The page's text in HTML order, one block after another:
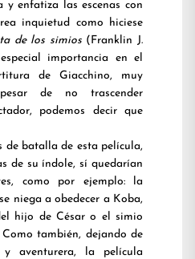
y enfatiza las escenas con
inquietud como hiciese
de los simios(Franklin J.
importancia en el
de Giacchino, muy
de no trascender
podemos decir que
de batalla de esta película,
de su índole, sí quedarían
como por ejemplo: la
niega a obedecer a Koba,
hijo de César o el simio
también, dejando de
aventurera, la película